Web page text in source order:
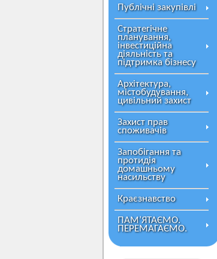
Публічні закупівлі
Стратегічне
планування,
інвестиційна
діяльність та
підтримка бізнесу
Архітектура,
містобудування,
цивільний захист
Захист прав
споживачів
Запобігання та
протидія
домашньому
насильству
Краєзнавство
ПАМ’ЯТАЄМО.
ПЕРЕМАГАЄМО.